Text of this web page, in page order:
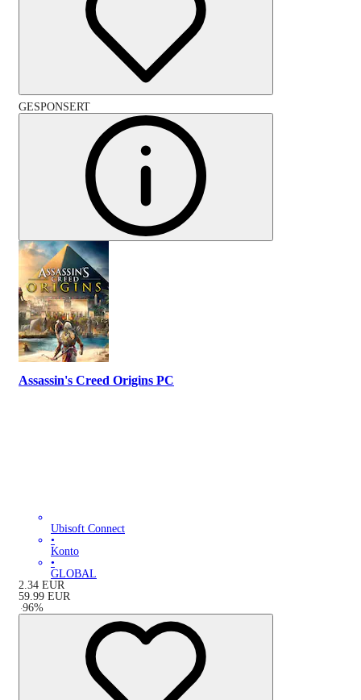
GESPONSERT
Assassin's Creed Origins PC
Ubisoft Connect
•
Konto
•
GLOBAL
2.34 EUR
59.99 EUR
-96%